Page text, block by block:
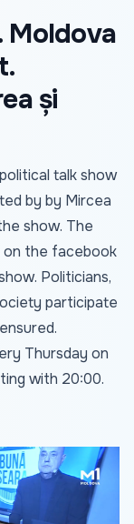
Moldova
și
talk show
by by Mircea
show. The
on the facebook
Politicians,
participate
Thursday on
with 20:00.